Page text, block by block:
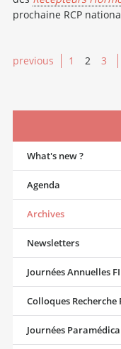
prochaine RCP
previous 1 2 3
What's new ?
Agenda
Archives
Newsletters
Journées Annuelles
Colloques Recherche
Journées